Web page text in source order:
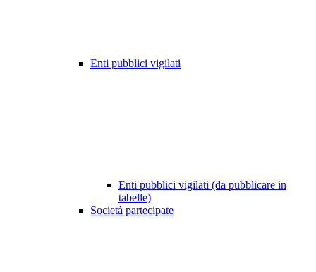
Enti pubblici vigilati
Enti pubblici vigilati (da pubblicare in
tabelle)
Società partecipate